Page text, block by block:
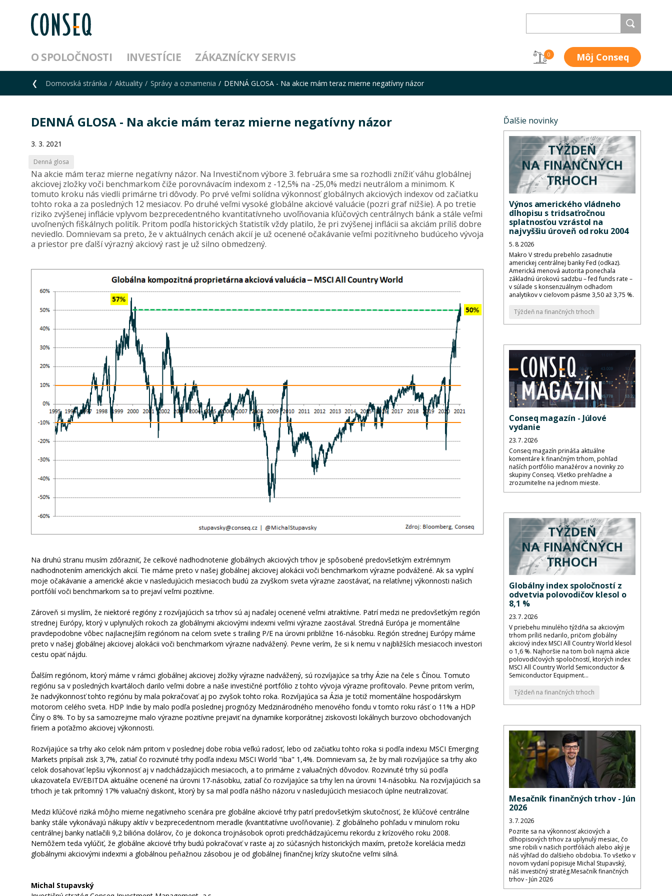
O SPOLOČNOSTI INVESTÍCIE ZÁKAZNÍCKY SERVIS 0 Môj Conseq
Domovská stránka Aktuality Správy a oznamenia DENNÁ GLOSA - Na akcie mám teraz mierne negatívny názor
DENNÁ GLOSA - Na akcie mám teraz mierne negatívny názor
3. 3. 2021
Denná glosa
Na akcie mám teraz mierne negatívny názor. Na Investičnom výbore 3. februára sme sa rozhodli znížiť váhu globálnej
akciovej zložky voči benchmarkom čiže porovnávacím indexom z -12,5% na -25,0% medzi neutrálom a minimom. K
tomuto kroku nás viedli primárne tri dôvody. Po prvé veľmi solídna výkonnosť globálnych akciových indexov od začiatku
tohto roka a za posledných 12 mesiacov. Po druhé veľmi vysoké globálne akciové valuácie (pozri graf nižšie). A po tretie
riziko zvýšenej inflácie vplyvom bezprecedentného kvantitatívneho uvoľňovania kľúčových centrálnych bánk a stále veľmi
uvoľnených fiškálnych politík. Pritom podľa historických štatistík vždy platilo, že pri zvýšenej inflácii sa akciám príliš dobre
neviedlo. Domnievam sa preto, že v aktuálnych cenách akcií je už ocenené očakávanie veľmi pozitívneho budúceho vývoja
a priestor pre ďalší výrazný akciový rast je už silno obmedzený.
Na druhú stranu musím zdôrazniť, že celkové nadhodnotenie globálnych akciových trhov je spôsobené predovšetkým extrémnym
nadhodnotením amerických akcií. Tie máme preto v našej globálnej akciovej alokácii voči benchmarkom výrazne podvážené. Ak sa vyplní
moje očakávanie a americké akcie v nasledujúcich mesiacoch budú za zvyškom sveta výrazne zaostávať, na relatívnej výkonnosti našich
portfólií voči benchmarkom sa to prejaví veľmi pozitívne.
Zároveň si myslím, že niektoré regióny z rozvíjajúcich sa trhov sú aj naďalej ocenené veľmi atraktívne. Patrí medzi ne predovšetkým región
strednej Európy, ktorý v uplynulých rokoch za globálnymi akciovými indexmi veľmi výrazne zaostával. Stredná Európa je momentálne
pravdepodobne vôbec najlacnejším regiónom na celom svete s trailing P/E na úrovni približne 16-násobku. Región strednej Európy máme
preto v našej globálnej akciovej alokácii voči benchmarkom výrazne nadvážený. Pevne verím, že si k nemu v najbližších mesiacoch investori
cestu opäť nájdu.
Ďalším regiónom, ktorý máme v rámci globálnej akciovej zložky výrazne nadvážený, sú rozvíjajúce sa trhy Ázie na čele s Čínou. Tomuto
regiónu sa v posledných kvartáloch darilo veľmi dobre a naše investičné portfólio z tohto vývoja výrazne profitovalo. Pevne pritom verím,
že nadvýkonnosť tohto regiónu by mala pokračovať aj po zvyšok tohto roka. Rozvíjajúca sa Ázia je totiž momentálne hospodárskym
motorom celého sveta. HDP Indie by malo podľa poslednej prognózy Medzinárodného menového fondu v tomto roku rásť o 11% a HDP
Číny o 8%. To by sa samozrejme malo výrazne pozitívne prejaviť na dynamike korporátnej ziskovosti lokálnych burzovo obchodovaných
firiem a poťažmo akciovej výkonnosti.
Rozvíjajúce sa trhy ako celok nám pritom v poslednej dobe robia veľkú radosť, lebo od začiatku tohto roka si podľa indexu MSCI Emerging
Markets pripísali zisk 3,7%, zatiaľ čo rozvinuté trhy podľa indexu MSCI World "iba" 1,4%. Domnievam sa, že by mali rozvíjajúce sa trhy ako
celok dosahovať lepšiu výkonnosť aj v nadchádzajúcich mesiacoch, a to primárne z valuačných dôvodov. Rozvinuté trhy sú podľa
ukazovateľa EV/EBITDA aktuálne ocenené na úrovni 17-násobku, zatiaľ čo rozvíjajúce sa trhy len na úrovni 14-násobku. Na rozvíjajúcich sa
trhoch je tak prítomný 17% valuačný diskont, ktorý by sa mal podľa nášho názoru v nasledujúcich mesiacoch úplne neutralizovať.
Medzi kľúčové riziká môjho mierne negatívneho scenára pre globálne akciové trhy patrí predovšetkým skutočnosť, že kľúčové centrálne
banky stále vykonávajú nákupy aktív v bezprecedentnom meradle (kvantitatívne uvoľňovanie). Z globálneho pohľadu v minulom roku
centrálnej banky natlačili 9,2 bilióna dolárov, čo je dokonca trojnásobok oproti predchádzajúcemu rekordu z krízového roku 2008.
Nemôžem teda vylúčiť, že globálne akciové trhy budú pokračovať v raste aj zo súčasných historických maxím, pretože korelácia medzi
globálnymi akciovými indexmi a globálnou peňažnou zásobou je od globálnej finančnej krízy skutočne veľmi silná.
Michal Stupavský
Ďalšie novinky
Výnos amerického vládneho
dlhopisu s tridsaťročnou
splatnosťou vzrástol na
najvyššiu úroveň od roku 2004
5. 8. 2026
Makro V stredu prebehlo zasadnutie
americkej centrálnej banky Fed (odkaz).
Americká menová autorita ponechala
základnú úrokovú sadzbu – fed funds rate –
v súlade s konsenzuálnym odhadom
analytikov v cieľovom pásme 3,50 až 3,75 %.
Týždeň na finančných trhoch
Conseq magazín - Júlové
vydanie
23. 7. 2026
Conseq magazín prináša aktuálne
komentáre k finančným trhom, pohľad
naších portfólio manažérov a novinky zo
skupiny Conseq. Všetko prehľadne a
zrozumiteľne na jednom mieste.
Globálny index spoločností z
odvetvia polovodičov klesol o
8,1 %
23. 7. 2026
V priebehu minulého týždňa sa akciovým
trhom príliš nedarilo, pričom globálny
akciový index MSCI All Country World klesol
o 1,6 %. Najhoršie na tom boli najmä akcie
polovodičových spoločností, ktorých index
MSCI All Country World Semiconductor &
Semiconductor Equipment...
Týždeň na finančných trhoch
Mesačník finančných trhov - Jún
2026
3. 7. 2026
Pozrite sa na výkonnosť akciových a
dlhopisových trhov za uplynulý mesiac, čo
sme robili v našich portfóliách alebo aký je
náš výhľad do ďalšieho obdobia. To všetko v
novom vydaní popisuje Michal Stupavský,
náš investičný stratég.Mesačník finančných
trhov - Jún 2026